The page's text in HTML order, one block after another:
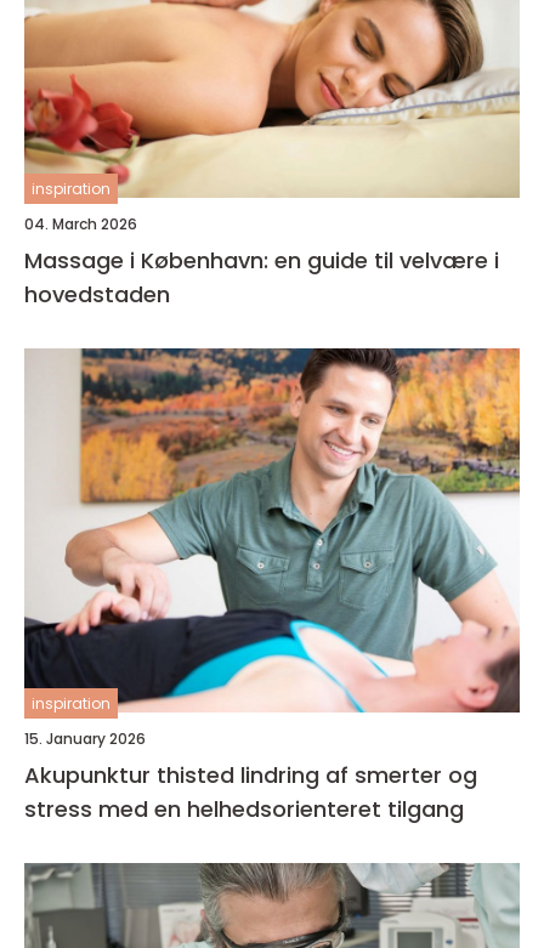
inspiration
04. March 2026
Massage i København: en guide til velvære i
hovedstaden
inspiration
15. January 2026
Akupunktur thisted lindring af smerter og
stress med en helhedsorienteret tilgang